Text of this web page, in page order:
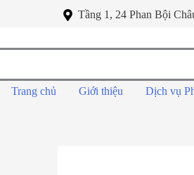
Tầng 1, 24 Phan Bội
Trang chủ Giới thiệu Dịch vụ